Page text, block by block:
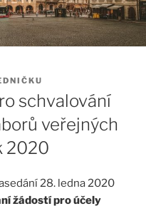
schvalování
veřejných
2020
28. ledna 2020
žádostí pro účely